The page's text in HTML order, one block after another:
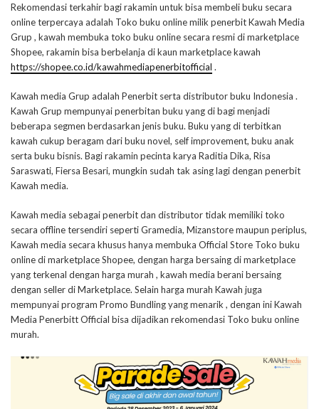
Rekomendasi terkahir bagi rakamin untuk bisa membeli buku secara
online terpercaya adalah Toko buku online milik penerbit Kawah Media
Grup , kawah membuka toko buku online secara resmi di marketplace
Shopee, rakamin bisa berbelanja di kaun marketplace kawah
https://shopee.co.id/kawahmediapenerbitofficial .
Kawah media Grup adalah Penerbit serta distributor buku Indonesia .
Kawah Grup mempunyai penerbitan buku yang di bagi menjadi
beberapa segmen berdasarkan jenis buku. Buku yang di terbitkan
kawah cukup beragam dari buku novel, self improvement, buku anak
serta buku bisnis. Bagi rakamin pecinta karya Raditia Dika, Risa
Saraswati, Fiersa Besari, mungkin sudah tak asing lagi dengan penerbit
Kawah media.
Kawah media sebagai penerbit dan distributor tidak memiliki toko
secara offline tersendiri seperti Gramedia, Mizanstore maupun periplus,
Kawah media secara khusus hanya membuka Official Store Toko buku
online di marketplace Shopee, dengan harga bersaing di marketplace
yang terkenal dengan harga murah , kawah media berani bersaing
dengan seller di Marketplace. Selain harga murah Kawah juga
mempunyai program Promo Bundling yang menarik , dengan ini Kawah
Media Penerbitt Official bisa dijadikan rekomendasi Toko buku online
murah.